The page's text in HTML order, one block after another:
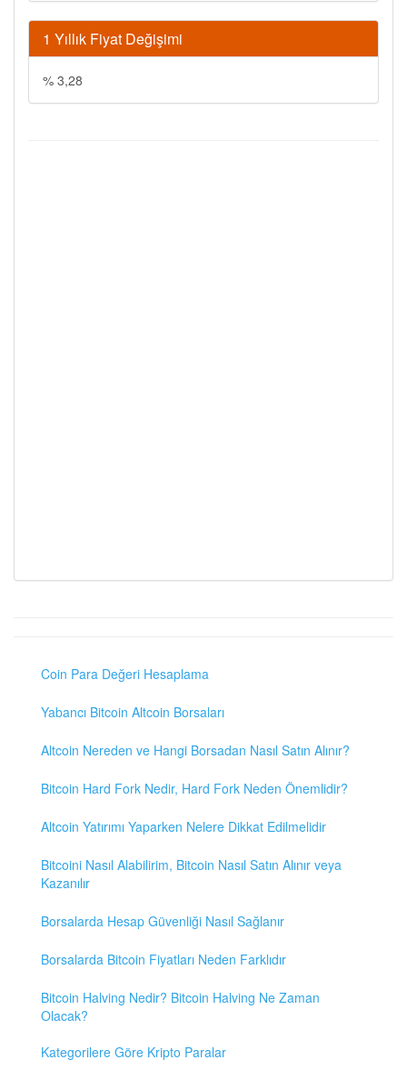
1 Yıllık Fiyat Değişimi
% 3,28
Coin Para Değeri Hesaplama
Yabancı Bitcoin Altcoin Borsaları
Altcoin Nereden ve Hangi Borsadan Nasıl Satın Alınır?
Bitcoin Hard Fork Nedir, Hard Fork Neden Önemlidir?
Altcoin Yatırımı Yaparken Nelere Dikkat Edilmelidir
Bitcoini Nasıl Alabilirim, Bitcoin Nasıl Satın Alınır veya
Kazanılır
Borsalarda Hesap Güvenliği Nasıl Sağlanır
Borsalarda Bitcoin Fiyatları Neden Farklıdır
Bitcoin Halving Nedir? Bitcoin Halving Ne Zaman
Olacak?
Kategorilere Göre Kripto Paralar